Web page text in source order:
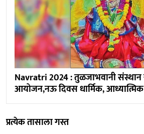
Navratri 2024 : तुळजाभवानी संस्थान
आयोजन,नऊ दिवस धार्मिक,
प्रत्येक तासाला गस्त